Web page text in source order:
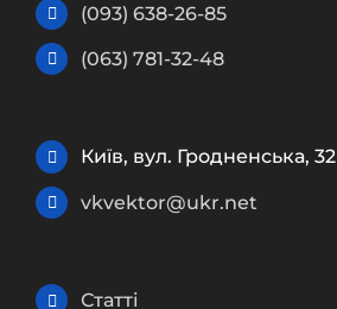
(093) 638-26-85
(063) 781-32-48
Київ, вул. Гродненська, 32
vkvektor@ukr.net
Статті